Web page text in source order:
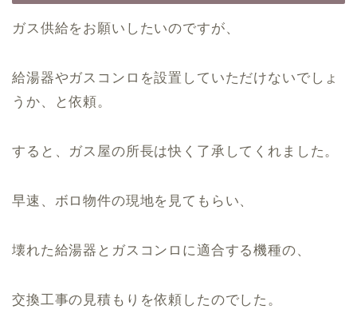
ガス供給をお願いしたいのですが、
給湯器やガスコンロを設置していただけないでしょ
うか、と依頼。
すると、ガス屋の所長は快く了承してくれました。
早速、ボロ物件の現地を見てもらい、
壊れた給湯器とガスコンロに適合する機種の、
交換工事の見積もりを依頼したのでした。